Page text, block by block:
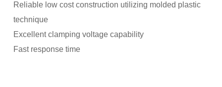
Reliable low cost construction utilizing molded plastic
technique
Excellent clamping voltage capability
Fast response time